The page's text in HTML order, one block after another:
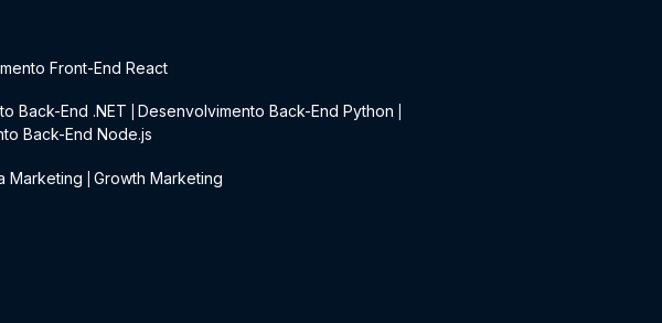
Front-End React
Back-End .NET Desenvolvimento Back-End Python
Back-End Node.js
Marketing Growth Marketing